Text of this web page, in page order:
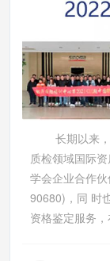
长期以来，
质检领域国际
学会企业合作
90680)，同 时
资格鉴定服务